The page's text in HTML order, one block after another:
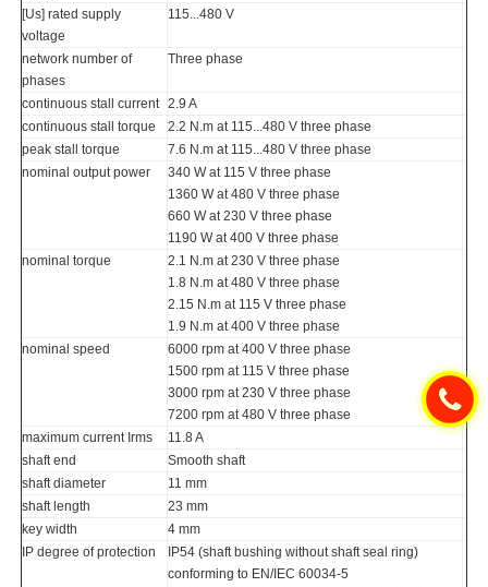
[Us] rated supply
voltage
115...480 V
network number of
phases
Three phase
continuous stall current 2.9 A
continuous stall torque
2.2 N.m at 115...480 V three phase
peak stall torque
7.6 N.m at 115...480 V three phase
nominal output power
340 W at 115 V three phase
1360 W at 480 V three phase
660 W at 230 V three phase
1190 W at 400 V three phase
nominal torque
2.1 N.m at 230 V three phase
1.8 N.m at 480 V three phase
2.15 N.m at 115 V three phase
1.9 N.m at 400 V three phase
nominal speed
6000 rpm at 400 V three phase
1500 rpm at 115 V three phase
3000 rpm at 230 V three phase
7200 rpm at 480 V three phase
maximum current Irms
11.8 A
shaft end
Smooth shaft
shaft diameter
11 mm
shaft length
23 mm
key width
4 mm
IP degree of protection
IP54 (shaft bushing without shaft seal ring)
conforming to EN/IEC 60034-5